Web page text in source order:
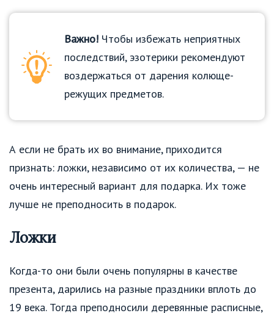
Важно! Чтобы избежать неприятных
последствий, эзотерики рекомендуют
воздержаться от дарения колюще-
режущих предметов.
А если не брать их во внимание, приходится
признать: ложки, независимо от их количества, — не
очень интересный вариант для подарка. Их тоже
лучше не преподносить в подарок.
Ложки
Когда-то они были очень популярны в качестве
презента, дарились на разные праздники вплоть до
19 века. Тогда преподносили деревянные расписные,